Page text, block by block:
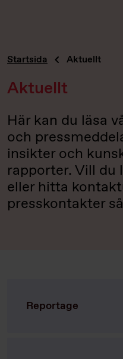
Startsida Aktuellt
Aktuellt
Här kan du läsa
och
insikter och
rapporter. Vill du
eller hitta
presskontakter
Reportage